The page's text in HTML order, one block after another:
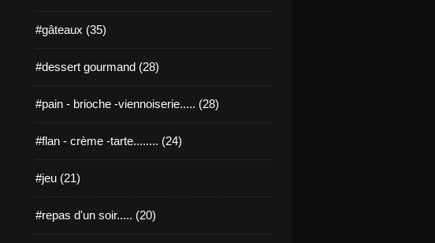
#gâteaux (35)
#dessert gourmand (28)
#pain - brioche -viennoiserie..... (28)
#flan - crème -tarte........ (24)
#jeu (21)
#repas d'un soir..... (20)